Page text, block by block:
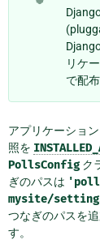
リケ
で配
アプリケーショ
照を
PollsConfig ク
ぎのパスは
mysite/
つなぎのパスを
す。